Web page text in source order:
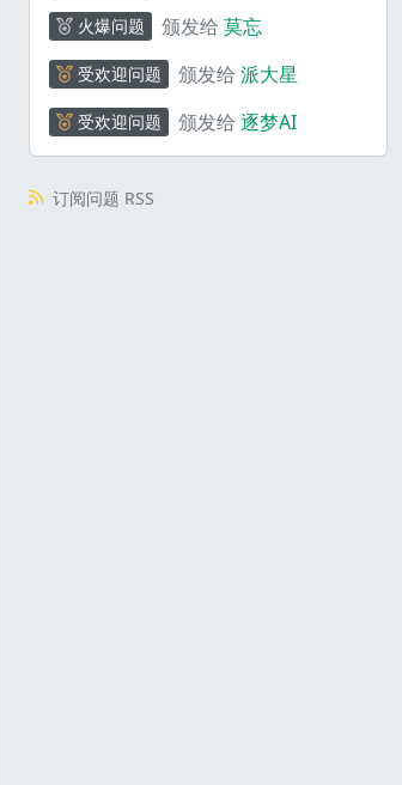
火爆问题 颁发给 莫忘
受欢迎问题 颁发给 派大星
受欢迎问题 颁发给 逐梦AI
订阅问题 RSS